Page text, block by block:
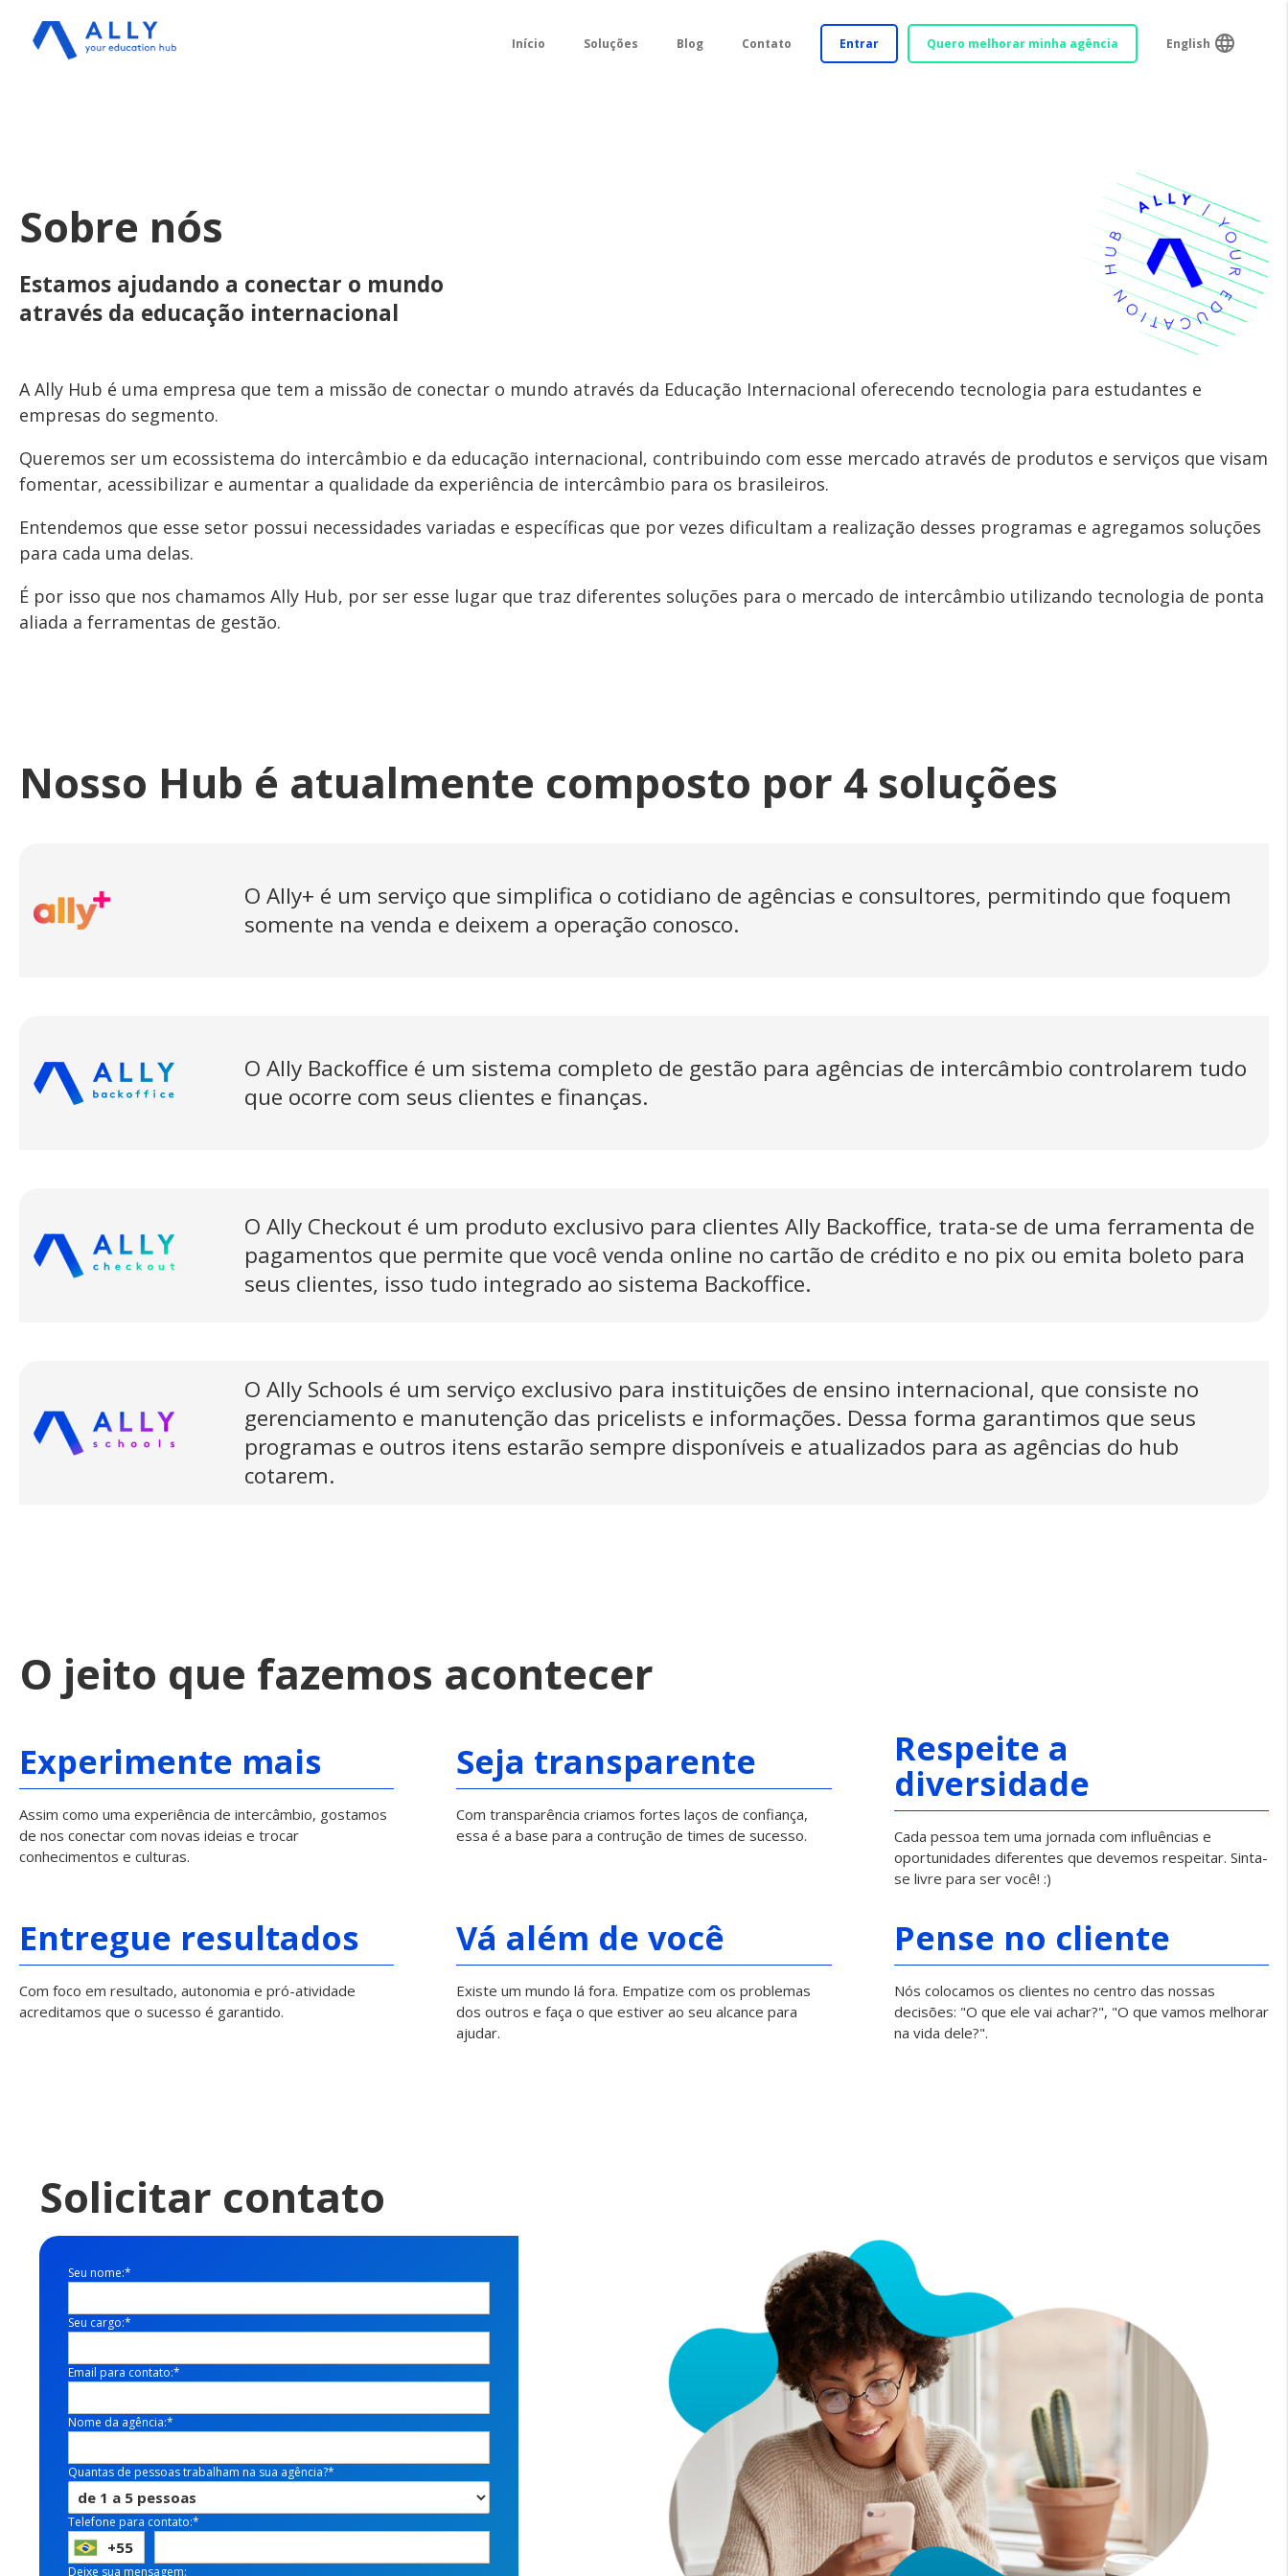
Início Soluções Blog Contato Entrar Quero melhorar minha agência English language
Sobre nós
Estamos ajudando a conectar o mundo
através da educação internacional
A Ally Hub é uma empresa que tem a missão de conectar o mundo através da Educação Internacional oferecendo tecnologia para estudantes e
empresas do segmento.
Queremos ser um ecossistema do intercâmbio e da educação internacional, contribuindo com esse mercado através de produtos e serviços que visam
fomentar, acessibilizar e aumentar a qualidade da experiência de intercâmbio para os brasileiros.
Entendemos que esse setor possui necessidades variadas e específicas que por vezes dificultam a realização desses programas e agregamos soluções
para cada uma delas.
É por isso que nos chamamos Ally Hub, por ser esse lugar que traz diferentes soluções para o mercado de intercâmbio utilizando tecnologia de ponta
aliada a ferramentas de gestão.
Nosso Hub é atualmente composto por 4 soluções
O Ally+ é um serviço que simplifica o cotidiano de agências e consultores, permitindo que foquem
somente na venda e deixem a operação conosco.
O Ally Backoffice é um sistema completo de gestão para agências de intercâmbio controlarem tudo
que ocorre com seus clientes e finanças.
O Ally Checkout é um produto exclusivo para clientes Ally Backoffice, trata-se de uma ferramenta de
pagamentos que permite que você venda online no cartão de crédito e no pix ou emita boleto para
seus clientes, isso tudo integrado ao sistema Backoffice.
O Ally Schools é um serviço exclusivo para instituições de ensino internacional, que consiste no
gerenciamento e manutenção das pricelists e informações. Dessa forma garantimos que seus
programas e outros itens estarão sempre disponíveis e atualizados para as agências do hub
cotarem.
O jeito que fazemos acontecer
Experimente mais
Assim como uma experiência de intercâmbio, gostamos
de nos conectar com novas ideias e trocar
conhecimentos e culturas.
Seja transparente
Com transparência criamos fortes laços de confiança,
essa é a base para a contrução de times de sucesso.
Respeite a
diversidade
Cada pessoa tem uma jornada com influências e
oportunidades diferentes que devemos respeitar. Sinta-
se livre para ser você! :)
Entregue resultados
Com foco em resultado, autonomia e pró-atividade
acreditamos que o sucesso é garantido.
Vá além de você
Existe um mundo lá fora. Empatize com os problemas
dos outros e faça o que estiver ao seu alcance para
ajudar.
Pense no cliente
Nós colocamos os clientes no centro das nossas
decisões: "O que ele vai achar?", "O que vamos melhorar
na vida dele?".
Solicitar contato
Seu nome:*
Seu cargo:*
Email para contato:*
Nome da agência:*
Quantas de pessoas trabalham na sua agência?*
Telefone para contato:*
Deixe sua mensagem: